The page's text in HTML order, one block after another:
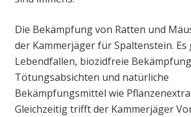
Die Bekämpfung von Ratten und
der Kammerjäger für Spaltenstein. Es
Lebendfallen, biozidfreie
Tötungsabsichten und natürliche
Bekämpfungsmittel wie
Gleichzeitig trifft der Kammerjäger